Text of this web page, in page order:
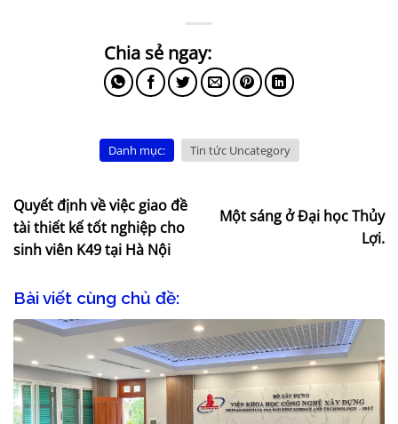
Danh mục: Tin tức Uncategory
Quyết định về việc giao đề
tài thiết kế tốt nghiệp cho
sinh viên K49 tại Hà Nội
Một sáng ở Đại học Thủy
Lợi.
Bài viết cùng chủ đề: